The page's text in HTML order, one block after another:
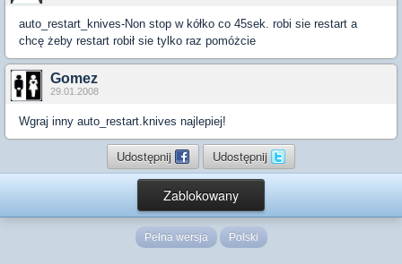
auto_restart_knives-Non stop w kółko co 45sek. robi sie restart a
chcę żeby restart robił sie tylko raz pomóżcie
Gomez
29.01.2008
Wgraj inny auto_restart.knives najlepiej!
Udostępnij Udostępnij
Zablokowany
Pełna wersja Polski